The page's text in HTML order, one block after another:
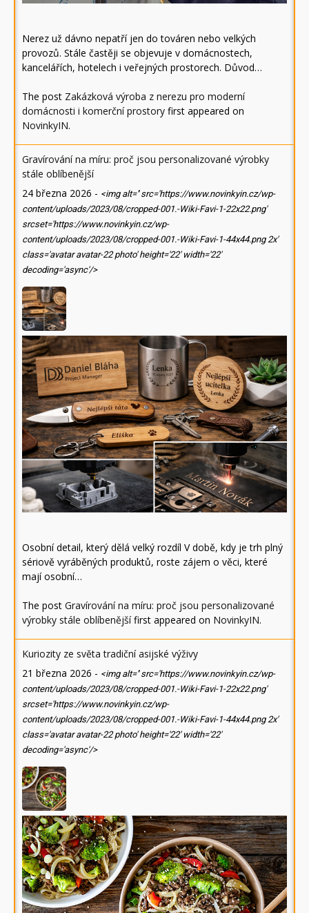
Nerez už dávno nepatří jen do továren nebo velkých
provozů. Stále častěji se objevuje v domácnostech,
kancelářích, hotelech i veřejných prostorech. Důvod…
The post Zakázková výroba z nerezu pro moderní
domácnosti i komerční prostory first appeared on
NovinkyIN.
Gravírování na míru: proč jsou personalizované výrobky
stále oblíbenější
24 března 2026 - <img alt='' src='https://www.novinkyin.cz/wp-
content/uploads/2023/08/cropped-001.-Wiki-Favi-1-22x22.png'
srcset='https://www.novinkyin.cz/wp-
content/uploads/2023/08/cropped-001.-Wiki-Favi-1-44x44.png 2x'
class='avatar avatar-22 photo' height='22' width='22'
decoding='async'/>
Osobní detail, který dělá velký rozdíl V době, kdy je trh plný
sériově vyráběných produktů, roste zájem o věci, které
mají osobní…
The post Gravírování na míru: proč jsou personalizované
výrobky stále oblíbenějšífirst appeared on NovinkyIN.
Kuriozity ze světa tradiční asijské výživy
21 března 2026 - <img alt='' src='https://www.novinkyin.cz/wp-
content/uploads/2023/08/cropped-001.-Wiki-Favi-1-22x22.png'
srcset='https://www.novinkyin.cz/wp-
content/uploads/2023/08/cropped-001.-Wiki-Favi-1-44x44.png 2x'
class='avatar avatar-22 photo' height='22' width='22'
decoding='async'/>